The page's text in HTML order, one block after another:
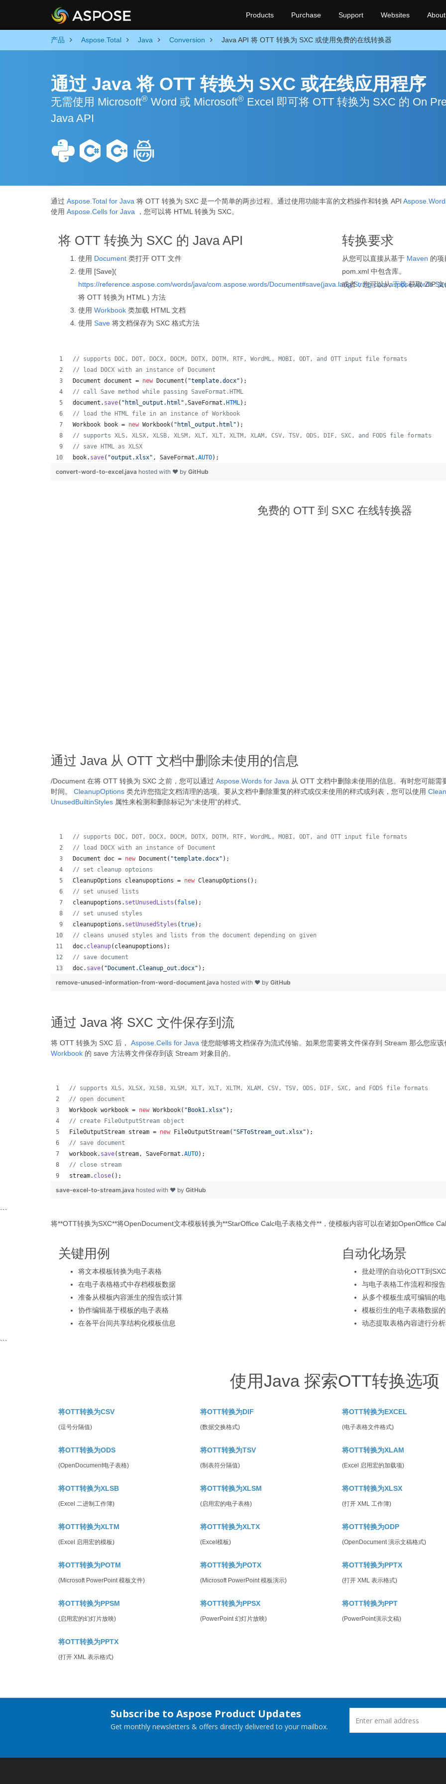
Products Purchase Support Websites About
产品 Aspose.Total Java Conversion Java API 将 OTT 转换为 SXC 或使用免费的在线转换器
通过 Java 将 OTT 转换为 SXC 或在线应用程序
无需使用 Microsoft® Word 或 Microsoft® Excel 即可将 OTT 转换为 SXC 的 On
Java API
通过 Aspose.Total for Java 将 OTT 转换为 SXC 是一个简单的两步过程。通过使用功能丰富的文档操作和转换 API
使用 Aspose.Cells for Java ，您可以将 HTML 转换为 SXC。
将 OTT 转换为 SXC 的 Java API
使用 Document 类打开 OTT 文件
使用 [Save](
https://reference.aspose.com/words/java/com.aspose.words/
将 OTT 转换为 HTML ) 方法
使用 Workbook 类加载 HTML 文档
使用 Save 将文档保存为 SXC 格式方法
转换要求
从您可以直接从基于 Maven 的项
pom.xml 中包含库。
或者，您可以从下载获取 ZIP 文
// supports DOC, DOT, DOCX, DOCM, DOTX, DOTM, RTF, WordML, MOBI, ODT, and OTT input file formats
// load DOCX with an instance of Document
Document document = new Document ( "template.docx" );
// call Save method while passing SaveFormat.HTML
document . save( "html_output.html" ,SaveFormat . HTML);
// load the HTML file in an instance of Workbook
Workbook
book = new Workbook( "html_output.html" );
// supports XLS, XLSX, XLSB, XLSM, XLT, XLT, XLTM, XLAM, CSV, TSV, ODS, DIF, SXC, and FODS file formats
// save HTML as XLSX
book. save( "output.xlsx" , SaveFormat .AUTO);
convert-word-to-excel.java hosted with ❤ by GitHub
免费的 OTT 到 SXC 在线转换器
通过 Java 从 OTT 文档中删除未使用的信息
/Document 在将 OTT 转换为 SXC 之前，您可以通过 Aspose.Words for Java 从 OTT 文档中删除未使用的信息。有时您可能
时间。 CleanupOptions 类允许您指定文档清理的选项。要从文档中删除重复的样式或仅未使用的样式或列表，您可以使用
UnusedBuiltinStyles 属性来检测和删除标记为“未使用”的样式。
// supports DOC, DOT, DOCX, DOCM, DOTX, DOTM, RTF, WordML, MOBI, ODT, and OTT input file formats
// load DOCX with an instance of Document
Document doc = new Document ( "template.docx" );
// set cleanup optoions
CleanupOptions
cleanupoptions = new CleanupOptions ();
// set unused lists
cleanupoptions . setUnusedLists ( false);
// set unused styles
cleanupoptions . setUnusedStyles (true);
// cleans unused styles and lists from the document depending on given
doc. cleanup( cleanupoptions );
// save document
doc. save( "Document.Cleanup_out.docx" );
remove-unused-information-from-word-document.java hosted with ❤ by GitHub
通过 Java 将 SXC 文件保存到流
将 OTT 转换为 SXC 后， Aspose.Cells for Java 使您能够将文档保存为流式传输。如果您需要将文件保存到 Stream 那么您应
Workbook 的 save 方法将文件保存到该 Stream 对象目的。
// supports XLS, XLSX, XLSB, XLSM, XLT, XLT, XLTM, XLAM, CSV, TSV, ODS, DIF, SXC, and FODS file formats
// open document
Workbook workbook = new Workbook( "Book1.xlsx" );
// create FileOutputStream object
FileOutputStream stream = new FileOutputStream( "SFToStream_out.xlsx" );
// save document
workbook. save( stream, SaveFormat .AUTO);
// close stream
stream. close();
save-excel-to-stream.java hosted with ❤ by GitHub
```
将**OTT转换为SXC**将OpenDocument文本模板转换为**StarOffice Calc电子表格文件**，使模板内容可以在诸如OpenOffice
关键用例
将文本模板转换为电子表格
在电子表格格式中存档模板数据
准备从模板内容派生的报告或计算
协作编辑基于模板的电子表格
在各平台间共享结构化模板信息
自动化场景
批处理的自动化OTT到
与电子表格工作流程和报
从多个模板生成可编辑的
模板衍生的电子表格数据
动态提取表格内容进行分
```
使用Java 探索OTT转换选项
将OTT转换为CSV
(逗号分隔值)
将OTT转换为DIF
(数据交换格式)
将OTT转换为EXCEL
(电子表格文件格式)
将OTT转换为ODS
(OpenDocument电子表格)
将OTT转换为TSV
(制表符分隔值)
将OTT转换为XLAM
(Excel 启用宏的加载项)
将OTT转换为XLSB
(Excel 二进制工作簿)
将OTT转换为XLSM
(启用宏的电子表格)
将OTT转换为XLSX
(打开 XML 工作簿)
将OTT转换为XLTM
(Excel 启用宏的模板)
将OTT转换为XLTX
(Excel模板)
将OTT转换为ODP
(OpenDocument 演示文稿格式)
将OTT转换为POTM
(Microsoft PowerPoint 模板文件)
将OTT转换为POTX
(Microsoft PowerPoint 模板演示)
将OTT转换为PPTX
(打开 XML 表示格式)
将OTT转换为PPSM
(启用宏的幻灯片放映)
将OTT转换为PPSX
(PowerPoint 幻灯片放映)
将OTT转换为PPT
(PowerPoint演示文稿)
将OTT转换为PPTX
(打开 XML 表示格式)
Subscribe to Aspose Product Updates
Get monthly newsletters & offers directly delivered to your mailbox.